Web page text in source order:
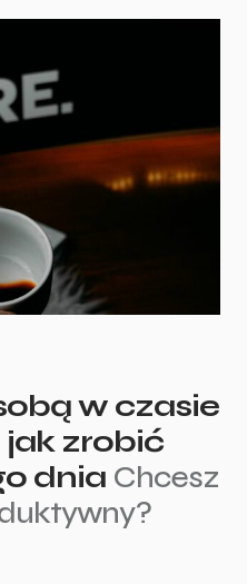
w czasie
jak zrobić
dnia Chcesz